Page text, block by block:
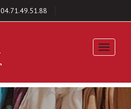
04.71.49.51.88